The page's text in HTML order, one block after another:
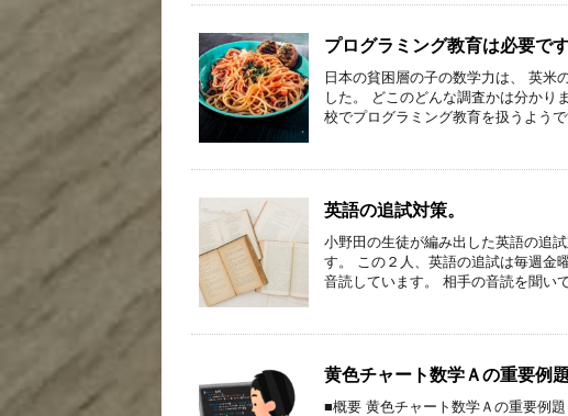
プログラミング教育は必要で
日本の貧困層の子の数学力は、 英米
した。 どこのどんな調査かは分かり
校でプログラミング教育を扱うよう
英語の追試対策。
小野田の生徒が編み出した英語の追
す。 この２人、英語の追試は毎週金
音読しています。 相手の音読を聞い
黄色チャート数学Ａの重要例
■概要 黄色チャート数学Ａの重要例